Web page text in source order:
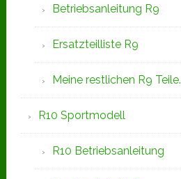
Betriebsanleitung R9
Ersatzteilliste R9
Meine restlichen R9 Teile.
R10 Sportmodell
R10 Betriebsanleitung